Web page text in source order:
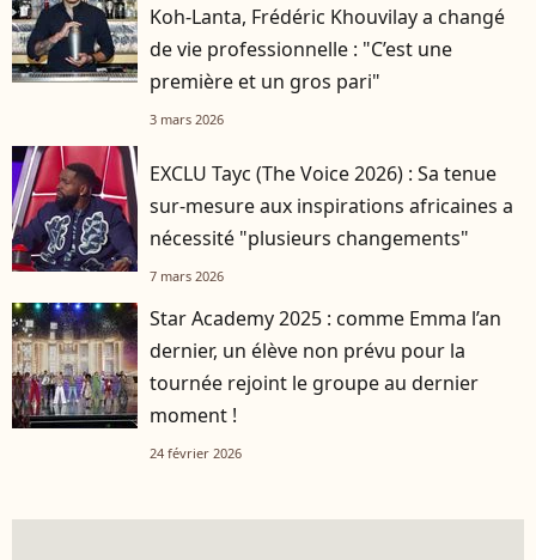
Koh-Lanta, Frédéric Khouvilay a changé
de vie professionnelle : "C’est une
première et un gros pari"
3 mars 2026
EXCLU Tayc (The Voice 2026) : Sa tenue
sur-mesure aux inspirations africaines a
nécessité "plusieurs changements"
7 mars 2026
Star Academy 2025 : comme Emma l’an
dernier, un élève non prévu pour la
tournée rejoint le groupe au dernier
moment !
24 février 2026